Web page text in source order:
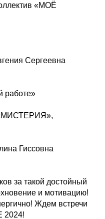
«МОЁ
Сергеевна
работе»
«МИСТЕРИЯ»,
Гиссовна
за такой достойный
и мотивацию!
Ждем встречи
2024!